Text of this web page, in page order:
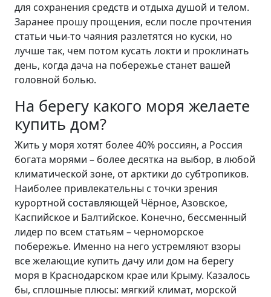
для сохранения средств и отдыха душой и телом.
Заранее прошу прощения, если после прочтения
статьи чьи-то чаяния разлетятся но куски, но
лучше так, чем потом кусать локти и проклинать
день, когда дача на побережье станет вашей
головной болью.
На берегу какого моря желаете
купить дом?
Жить у моря хотят более 40% россиян, а Россия
богата морями – более десятка на выбор, в любой
климатической зоне, от арктики до субтропиков.
Наиболее привлекательны с точки зрения
курортной составляющей Чёрное, Азовское,
Каспийское и Балтийское. Конечно, бессменный
лидер по всем статьям – черноморское
побережье. Именно на него устремляют взоры
все желающие купить дачу или дом на берегу
моря в Краснодарском крае или Крыму. Казалось
бы, сплошные плюсы: мягкий климат, морской